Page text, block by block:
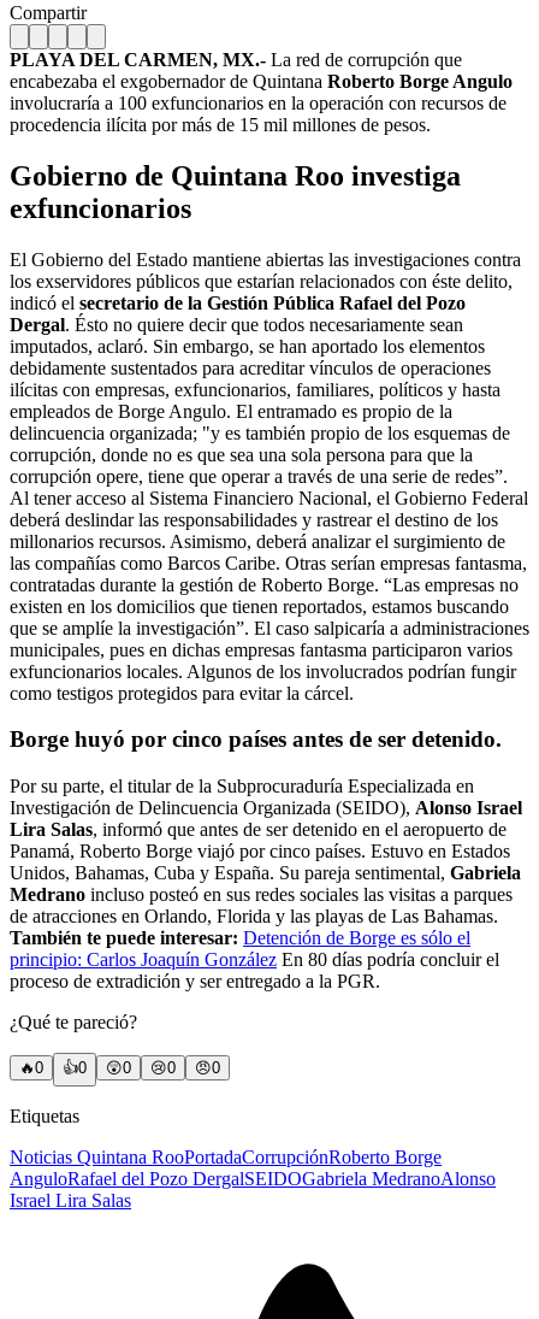
Compartir
PLAYA DEL CARMEN, MX.- La red de corrupción que
encabezaba el exgobernador de Quintana Roberto Borge Angulo
involucraría a 100 exfuncionarios en la operación con recursos de
procedencia ilícita por más de 15 mil millones de pesos.
Gobierno de Quintana Roo investiga
exfuncionarios
El Gobierno del Estado mantiene abiertas las investigaciones contra
los exservidores públicos que estarían relacionados con éste delito,
indicó el secretario de la Gestión Pública Rafael del Pozo
Dergal. Ésto no quiere decir que todos necesariamente sean
imputados, aclaró. Sin embargo, se han aportado los elementos
debidamente sustentados para acreditar vínculos de operaciones
ilícitas con empresas, exfuncionarios, familiares, políticos y hasta
empleados de Borge Angulo. El entramado es propio de la
delincuencia organizada; "y es también propio de los esquemas de
corrupción, donde no es que sea una sola persona para que la
corrupción opere, tiene que operar a través de una serie de redes”.
Al tener acceso al Sistema Financiero Nacional, el Gobierno Federal
deberá deslindar las responsabilidades y rastrear el destino de los
millonarios recursos. Asimismo, deberá analizar el surgimiento de
las compañías como Barcos Caribe. Otras serían empresas fantasma,
contratadas durante la gestión de Roberto Borge. “Las empresas no
existen en los domicilios que tienen reportados, estamos buscando
que se amplíe la investigación”. El caso salpicaría a administraciones
municipales, pues en dichas empresas fantasma participaron varios
exfuncionarios locales. Algunos de los involucrados podrían fungir
como testigos protegidos para evitar la cárcel.
Borge huyó por cinco países antes de ser detenido.
Por su parte, el titular de la Subprocuraduría Especializada en
Investigación de Delincuencia Organizada (SEIDO), Alonso Israel
Lira Salas, informó que antes de ser detenido en el aeropuerto de
Panamá, Roberto Borge viajó por cinco países. Estuvo en Estados
Unidos, Bahamas, Cuba y España. Su pareja sentimental, Gabriela
Medrano incluso posteó en sus redes sociales las visitas a parques
de atracciones en Orlando, Florida y las playas de Las Bahamas.
También te puede interesar: Detención de Borge es sólo el
principio: Carlos Joaquín González En 80 días podría concluir el
proceso de extradición y ser entregado a la PGR.
¿Qué te pareció?
🔥0 👍0 😲0 😢0 😠0
Etiquetas
Noticias Quintana RooPortadaCorrupciónRoberto Borge
AnguloRafael del Pozo DergalSEIDOGabriela MedranoAlonso
Israel Lira Salas